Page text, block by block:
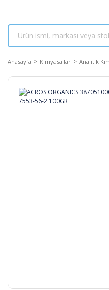
Anasayfa Kimyasallar Analitik